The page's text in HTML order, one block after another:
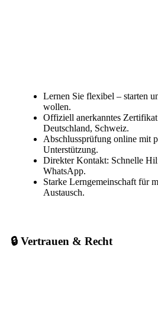
Lernen Sie flexibel – starten
wollen.
Offiziell anerkanntes
Deutschland, Schweiz.
Abschlussprüfung online mit
Unterstützung.
Direkter Kontakt: Schnelle
WhatsApp.
Starke Lerngemeinschaft für
Austausch.
🔒 Vertrauen & Recht